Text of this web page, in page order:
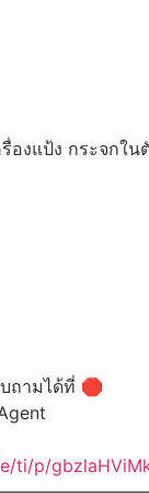
องแป้ง กระจกใน
ถามได้ที่ 🛑
ti/p/